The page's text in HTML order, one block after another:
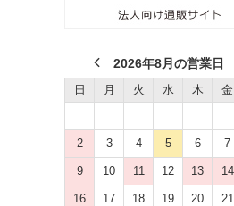
2026年8月の営業日
日 月 火 水 木 金
2 3 4 5 6 7
9 10 11 12 13 14
16 17 18 19 20 21